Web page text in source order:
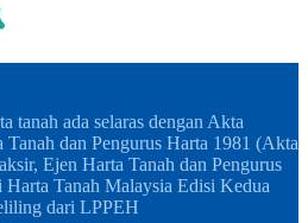
tanah ada selaras dengan Akta
dan Pengurus Harta 1981 (Akta
Ejen Harta Tanah dan Pengurus
Tanah Malaysia Edisi Kedua
dari LPPEH